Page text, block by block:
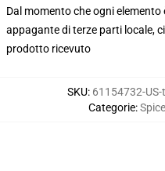
Dal momento che ogni
appagante di terze parti locale,
prodotto ricevuto
SKU: 61154732-US-
Categorie: